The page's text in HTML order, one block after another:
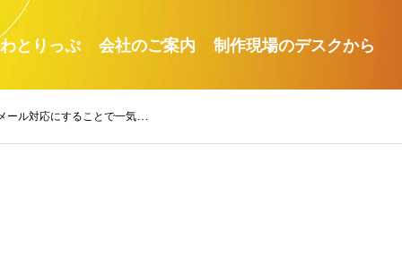
とりっぷ 会社のご案内 制作現場のデスクから
とで一気にスムーズになりました。